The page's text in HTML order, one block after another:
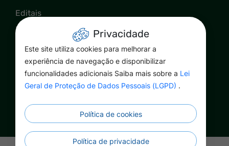
Editais
Publicações
Contato
Fale Conosco
Ouvidoria
Privacidade
Este site utiliza cookies para melhorar a
experiência de navegação e disponibilizar
funcionalidades adicionais Saiba mais sobre a Lei
Geral de Proteção de Dados Pessoais (LGPD) .
Política de cookies
Política de privacidade